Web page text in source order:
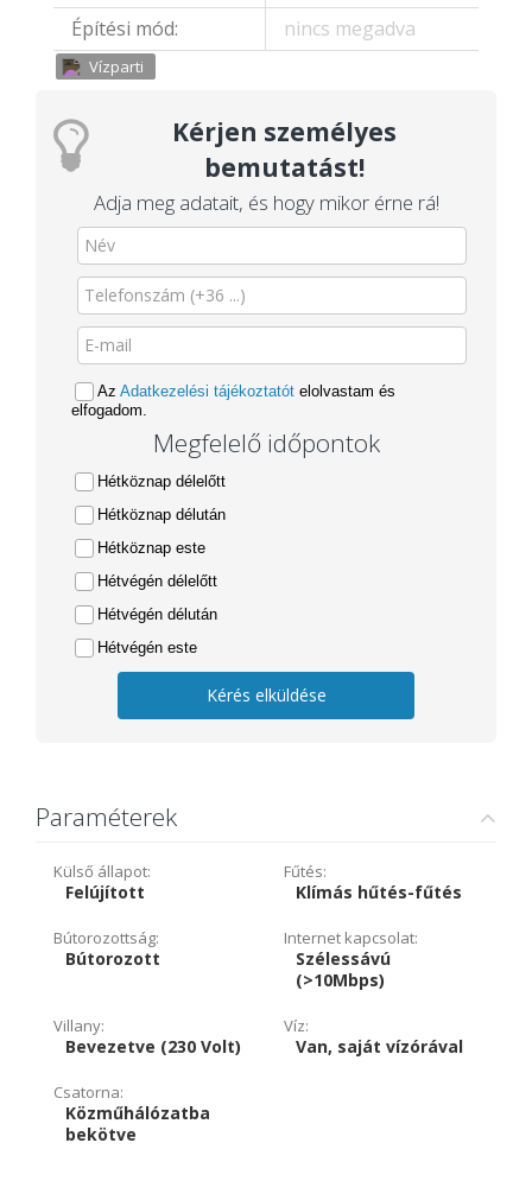
Építési mód:
nincs megadva
Vízparti
Kérjen személyes
bemutatást!
Adja meg adatait, és hogy mikor érne rá!
Az Adatkezelési tájékoztatót elolvastam és
elfogadom.
Megfelelő időpontok
Hétköznap délelőtt
Hétköznap délután
Hétköznap este
Hétvégén délelőtt
Hétvégén délután
Hétvégén este
Kérés elküldése
Paraméterek
Külső állapot:
Felújított
Fűtés:
Klímás hűtés-fűtés
Bútorozottság:
Bútorozott
Internet kapcsolat:
Szélessávú
(>10Mbps)
Villany:
Bevezetve (230 Volt)
Víz:
Van, saját vízórával
Csatorna:
Közműhálózatba
bekötve